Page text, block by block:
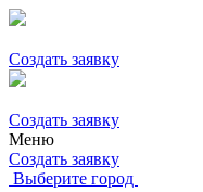
Создать заявку
Создать заявку
Меню
Создать заявку
Выберите город